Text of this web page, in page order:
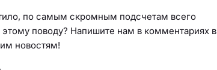
по самым скромным подсчетам всего
поводу? Напишите нам в комментариях в
новостям!